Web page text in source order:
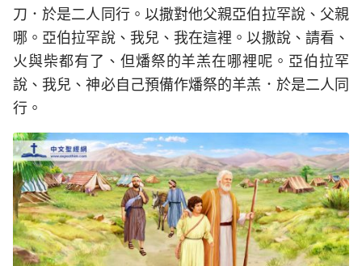
刀．於是二人同行。以撒對他父親亞伯拉罕說、父親
哪。亞伯拉罕說、我兒、我在這裡。以撒說、請看、
火與柴都有了、但燔祭的羊羔在哪裡呢。亞伯拉罕
說、我兒、神必自己預備作燔祭的羊羔．於是二人同
行。